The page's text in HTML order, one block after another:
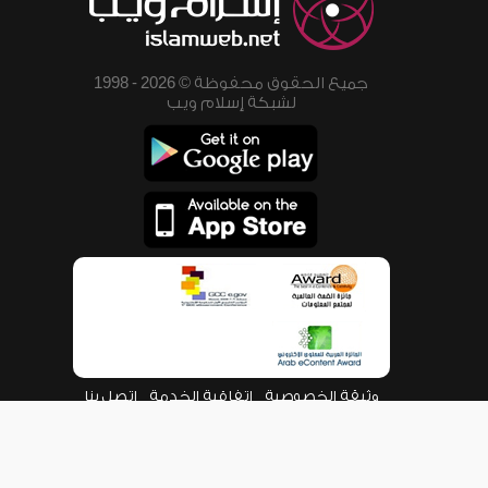
جميع الحقوق محفوظة © 2026 - 1998
لشبكة إسلام ويب
وثيقة الخصوصية اتفاقية الخدمة اتصل بنا